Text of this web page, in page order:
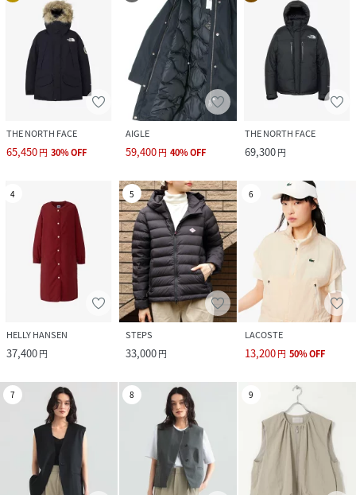
THE NORTH FACE
65,450円 30%OFF
AIGLE
59,400円 40%OFF
THE NORTH FACE
69,300円
4
HELLY HANSEN
37,400円
5
STEPS
33,000円
6
LACOSTE
13,200円 50%OFF
7 8 9